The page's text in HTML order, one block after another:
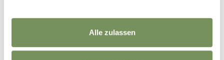
Alle zulassen